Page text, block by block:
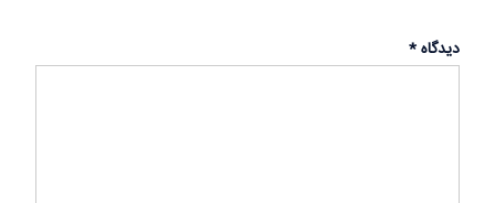
دیدگاه*